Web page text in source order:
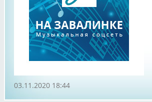
03.11.2020 18:44